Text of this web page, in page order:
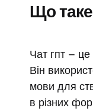
Що
Чат гпт – це
Він
мови для
в різних